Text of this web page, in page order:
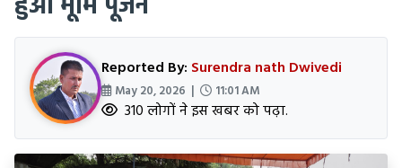
Reported By: Surendra nath Dwivedi
May 20, 2026 | 11:01 AM
310 लोगों ने इस खबर को पढ़ा.